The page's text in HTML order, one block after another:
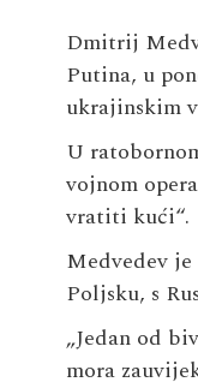
Dmitrij
Putina, u
ukrajinskim
U
vojnom
vratiti kući“.
Medvedev
Poljsku, s
„Jedan od
mora